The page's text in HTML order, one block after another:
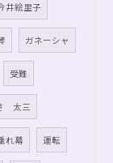
井絵里子
ガネーシャ
受難
太三
れ幕 運転